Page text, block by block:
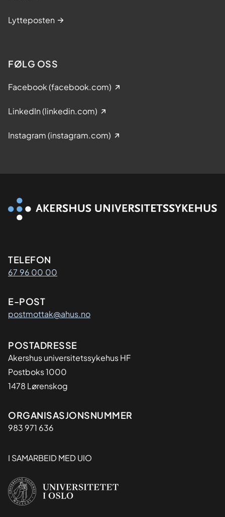
Lytteposten
FØLG OSS
Facebook (facebook.com)
LinkedIn (linkedin.com)
Instagram (instagram.com)
Kontaktinformasjon
TELEFON
67 96 00 00
E-POST
postmottak@ahus.no
Adresse
POSTADRESSE
Akershus universitetssykehus HF
Postboks 1000
1478 Lørenskog
Organisasjon
ORGANISASJONSNUMMER
983 971 636
I SAMARBEID MED UIO